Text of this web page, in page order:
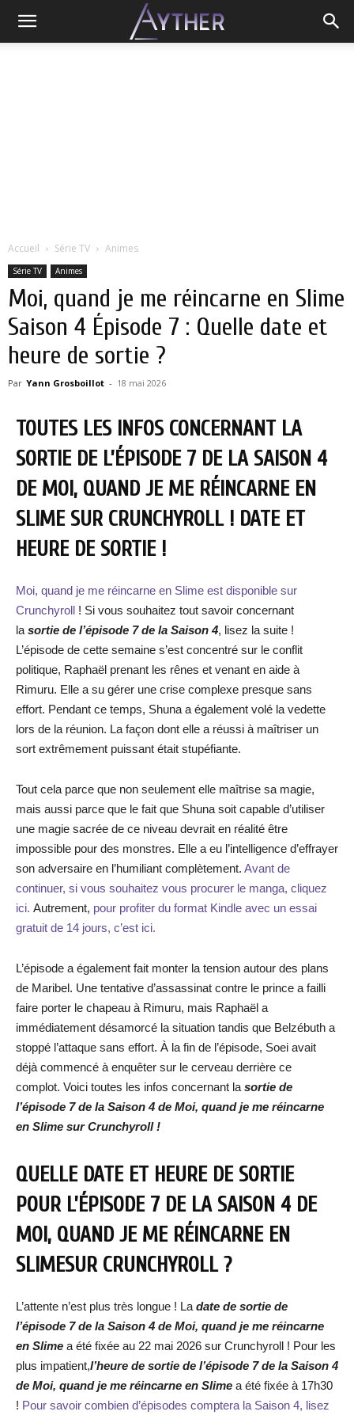
Accueil Série TV Animes
Série TV Animes
Moi, quand je me réincarne en Slime
Saison 4 Épisode 7 : Quelle date et
heure de sortie ?
Par Yann Grosboillot - 18 mai 2026
TOUTES LES INFOS CONCERNANT LA
SORTIE DE L’ÉPISODE 7 DE LA SAISON 4
DE MOI, QUAND JE ME RÉINCARNE EN
SLIME SUR CRUNCHYROLL ! DATE ET
HEURE DE SORTIE !
Moi, quand je me réincarne en Slime est disponible sur
Crunchyroll ! Si vous souhaitez tout savoir concernant
la sortie de l’épisode 7 de la Saison 4, lisez la suite !
L’épisode de cette semaine s’est concentré sur le conflit
politique, Raphaël prenant les rênes et venant en aide à
Rimuru. Elle a su gérer une crise complexe presque sans
effort. Pendant ce temps, Shuna a également volé la vedette
lors de la réunion. La façon dont elle a réussi à maîtriser un
sort extrêmement puissant était stupéfiante.
Tout cela parce que non seulement elle maîtrise sa magie,
mais aussi parce que le fait que Shuna soit capable d’utiliser
une magie sacrée de ce niveau devrait en réalité être
impossible pour des monstres. Elle a eu l’intelligence d’effrayer
son adversaire en l’humiliant complètement. Avant de
continuer, si vous souhaitez vous procurer le manga, cliquez
ici. Autrement, pour profiter du format Kindle avec un essai
gratuit de 14 jours, c’est ici.
L’épisode a également fait monter la tension autour des plans
de Maribel. Une tentative d’assassinat contre le prince a failli
faire porter le chapeau à Rimuru, mais Raphaël a
immédiatement désamorcé la situation tandis que Belzébuth a
stoppé l’attaque sans effort. À la fin de l’épisode, Soei avait
déjà commencé à enquêter sur le cerveau derrière ce
complot. Voici toutes les infos concernant la sortie de
l’épisode 7 de la Saison 4 de Moi, quand je me réincarne
en Slime sur Crunchyroll !
QUELLE DATE ET HEURE DE SORTIE
POUR L’ÉPISODE 7 DE LA SAISON 4 DE
MOI, QUAND JE ME RÉINCARNE EN
SLIMESUR CRUNCHYROLL ?
L’attente n’est plus très longue ! La date de sortie de
l’épisode 7 de la Saison 4 de Moi, quand je me réincarne
en Slime a été fixée au 22 mai 2026 sur Crunchyroll ! Pour les
plus impatient,l’heure de sortie de l’épisode 7 de la Saison 4
de Moi, quand je me réincarne en Slime a été fixée à 17h30
! Pour savoir combien d’épisodes comptera la Saison 4, lisez